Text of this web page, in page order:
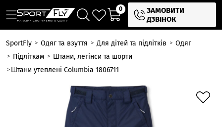
0
ЗАМОВИТИ
ДЗВІНОК
SportFly Одяг та взуття Для дітей та підлітків
Одяг
Підліткам
Штани, легінси та шорти
Штани утеплені Columbia 1806711